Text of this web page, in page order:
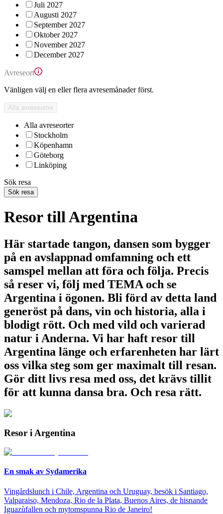
Juli 2027
Augusti 2027
September 2027
Oktober 2027
November 2027
December 2027
Avreseort
Vänligen välj en eller flera avresemånader först.
Alla avreseorter
Alla avreseorter
Stockholm
Köpenhamn
Göteborg
Linköping
Sök resa
Sök resa
Resor till Argentina
Här startade tangon, dansen som bygger
på en avslappnad omfamning och ett
samspel mellan att föra och följa. Precis
så reser vi, följ med TEMA och se
Argentina i ögonen. Bli förd av detta land
generöst på dans, vin och historia, alla i
blodigt rött. Och med vild och varierad
natur i Anderna. Vi har haft resor till
Argentina länge och erfarenheten har lärt
oss vilka steg som ger maximalt till resan.
Gör ditt livs resa med oss, det krävs tillit
för att kunna dansa bra. Och resa rätt.
Resor i Argentina
En smak av Sydamerika
Vingårdslunch i Chile, Argentina och Uruguay, besök i Santiago,
Valparaiso, Mendoza, Rio de la Plata, Buenos Aires, de hisnande
Iguazùfallen och mytomspunna Rio de Janeiro!